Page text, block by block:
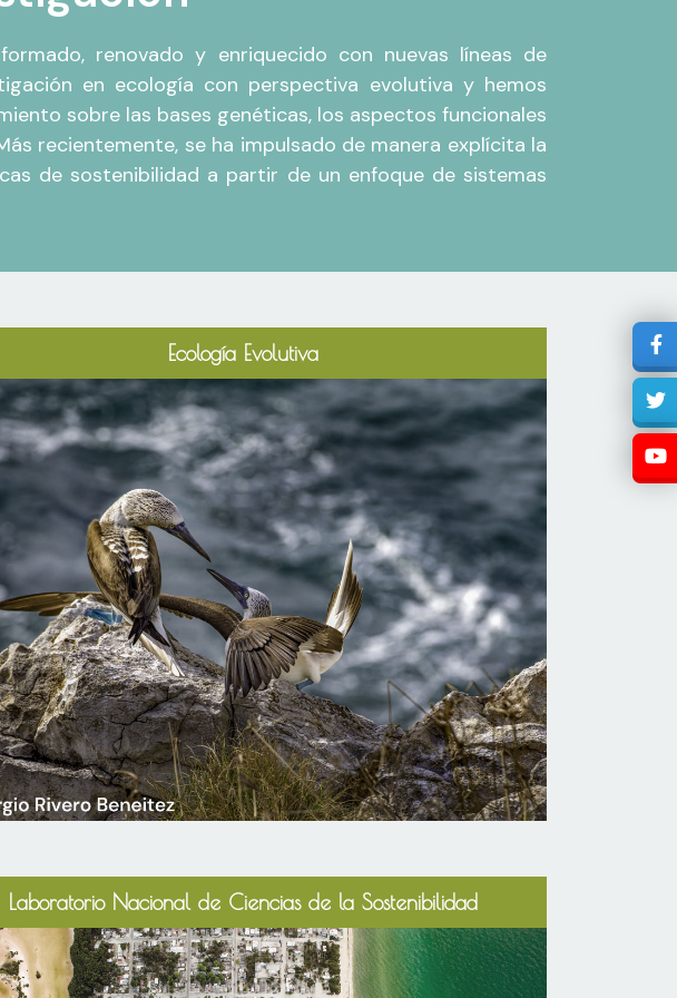
renovado y enriquecido con nuevas líneas de
en ecología con perspectiva evolutiva y hemos
sobre las bases genéticas, los aspectos funcionales
recientemente, se ha impulsado de manera explícita la
de sostenibilidad a partir de un enfoque de sistemas
Ecología Evolutiva
Laboratorio Nacional de Ciencias de la Sostenibilidad